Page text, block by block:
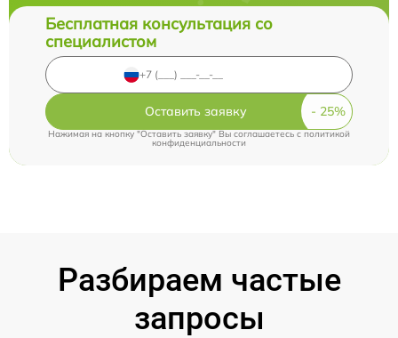
Бесплатная консультация со
специалистом
Оставить заявку
Нажимая на кнопку "Оставить заявку" Вы соглашаетесь cполитикой
конфиденциальности
Разбираем частые
запросы